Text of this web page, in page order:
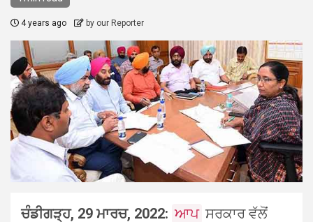
4 years ago by our Reporter
ਚੰਡੀਗੜ੍ਹ, 29 ਮਾਰਚ, 2022: ਆਪ ਸਰਕਾਰ ਵੱਲੋਂ